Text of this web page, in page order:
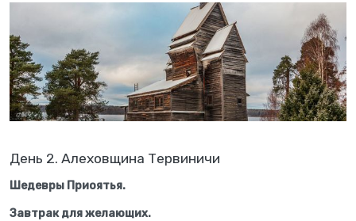
День 2. Алеховщина Тервиничи
Шедевры Приоятья.
Завтрак для желающих.